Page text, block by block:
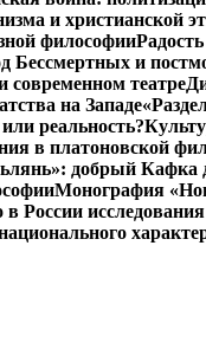
и христианской
философии
Бессмертных и
современном театре
на Западе
реальность?
в платоновской
добрый Кафка
Монография